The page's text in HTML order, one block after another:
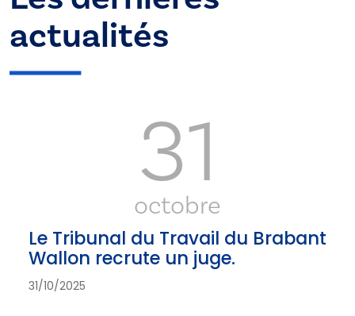
actualités
31
octobre
Le Tribunal du Travail du Brabant
Wallon recrute un juge.
31/10/2025